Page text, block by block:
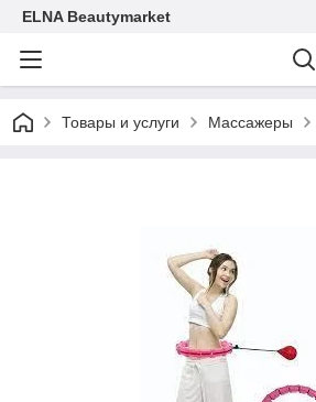
ELNA Beautymarket
Товары и услуги Массажеры